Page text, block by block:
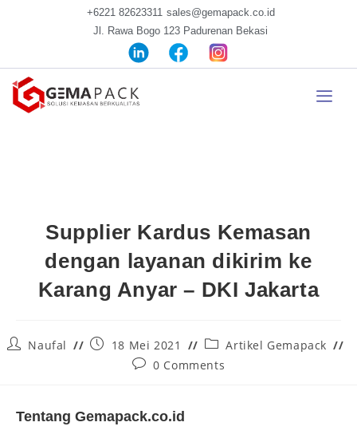
+6221 82623311 sales@gemapack.co.id
Jl. Rawa Bogo 123 Padurenan Bekasi
Supplier Kardus Kemasan
dengan layanan dikirim ke
Karang Anyar – DKI Jakarta
Naufal 18 Mei 2021
Artikel Gemapack
0 Comments
Tentang Gemapack.co.id